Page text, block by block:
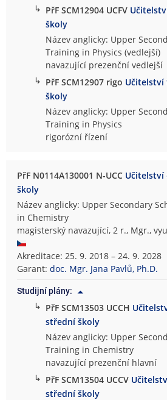
↳ PřF SCM12904 UCFV
školy
Název anglicky: Upper
Training in Physics (vedlejší)
navazující prezenční vedlejší
↳ PřF SCM12907 rigo
školy
Název anglicky: Upper
Training in Physics
rigorózní řízení
PřF N0114A130001 N-UCC Učitelství
školy
Název anglicky: Upper Secondary
in Chemistry
magisterský navazující, 2 r., Mgr.,
Akreditace: 25. 9. 2018 – 24. 9. 2028
Garant:doc. Mgr. Jana Pavlů, Ph.D.
Studijní plány:
↳ PřF SCM13503 UCCH
střední školy
Název anglicky: Upper
Training in Chemistry
navazující prezenční hlavní
↳ PřF SCM13504 UCCV
střední školy